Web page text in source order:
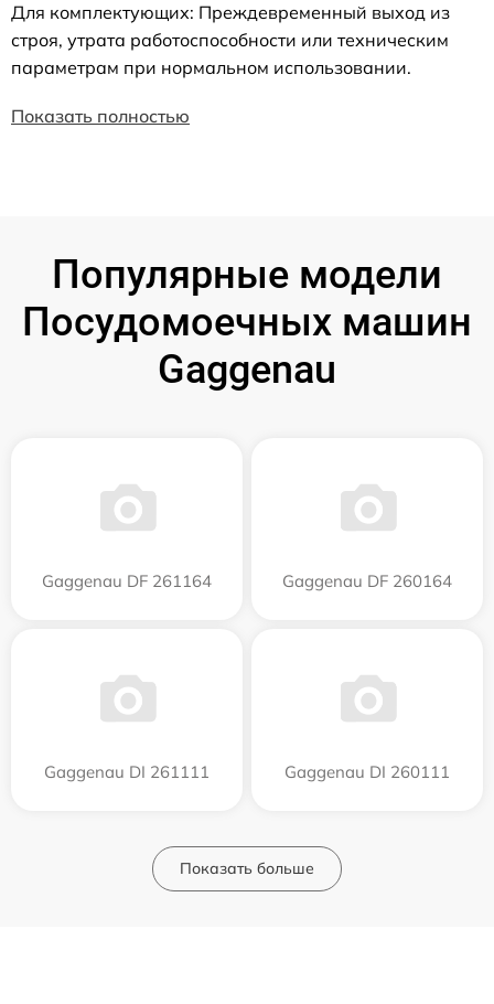
Для комплектующих: Преждевременный выход из
строя, утрата работоспособности или техническим
параметрам при нормальном использовании.
Показать полностью
Популярные модели
Посудомоечных машин
Gaggenau
Gaggenau DF 261164 Gaggenau DF 260164
Gaggenau DI 261111 Gaggenau DI 260111
Показать больше